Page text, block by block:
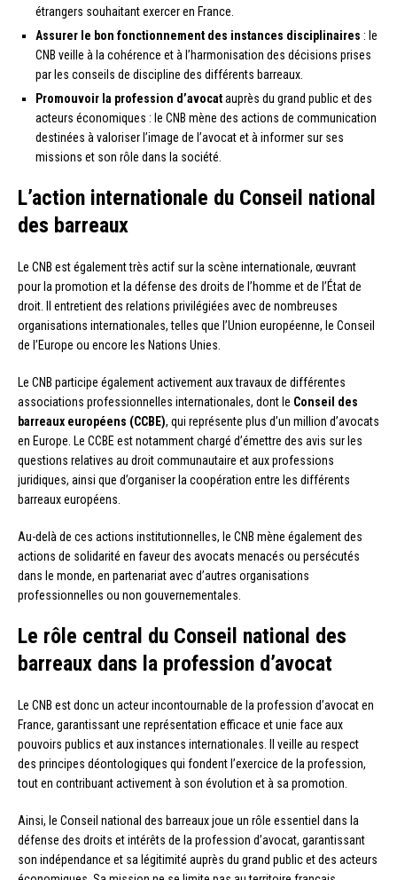
étrangers souhaitant exercer en France.
Assurer le bon fonctionnement des instances disciplinaires : le
CNB veille à la cohérence et à l’harmonisation des décisions prises
par les conseils de discipline des différents barreaux.
Promouvoir la profession d’avocatauprès du grand public et des
acteurs économiques : le CNB mène des actions de communication
destinées à valoriser l’image de l’avocat et à informer sur ses
missions et son rôle dans la société.
L’action internationale du Conseil national
des barreaux
Le CNB est également très actif sur la scène internationale, œuvrant
pour la promotion et la défense des droits de l’homme et de l’État de
droit. Il entretient des relations privilégiées avec de nombreuses
organisations internationales, telles que l’Union européenne, le Conseil
de l’Europe ou encore les Nations Unies.
Le CNB participe également activement aux travaux de différentes
associations professionnelles internationales, dont le Conseil des
barreaux européens (CCBE), qui représente plus d’un million d’avocats
en Europe. Le CCBE est notamment chargé d’émettre des avis sur les
questions relatives au droit communautaire et aux professions
juridiques, ainsi que d’organiser la coopération entre les différents
barreaux européens.
Au-delà de ces actions institutionnelles, le CNB mène également des
actions de solidarité en faveur des avocats menacés ou persécutés
dans le monde, en partenariat avec d’autres organisations
professionnelles ou non gouvernementales.
Le rôle central du Conseil national des
barreaux dans la profession d’avocat
Le CNB est donc un acteur incontournable de la profession d’avocat en
France, garantissant une représentation efficace et unie face aux
pouvoirs publics et aux instances internationales. Il veille au respect
des principes déontologiques qui fondent l’exercice de la profession,
tout en contribuant activement à son évolution et à sa promotion.
Ainsi, le Conseil national des barreaux joue un rôle essentiel dans la
défense des droits et intérêts de la profession d’avocat, garantissant
son indépendance et sa légitimité auprès du grand public et des acteurs